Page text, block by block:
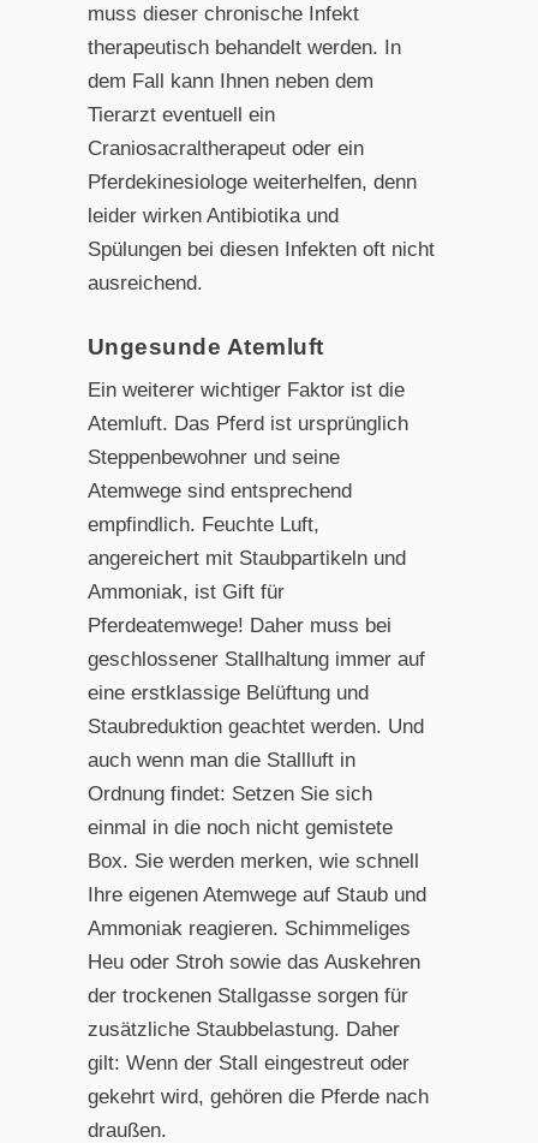
muss dieser chronische Infekt
therapeutisch behandelt werden. In
dem Fall kann Ihnen neben dem
Tierarzt eventuell ein
Craniosacraltherapeut oder ein
Pferdekinesiologe weiterhelfen, denn
leider wirken Antibiotika und
Spülungen bei diesen Infekten oft nicht
ausreichend.
Ungesunde Atemluft
Ein weiterer wichtiger Faktor ist die
Atemluft. Das Pferd ist ursprünglich
Steppenbewohner und seine
Atemwege sind entsprechend
empfindlich. Feuchte Luft,
angereichert mit Staubpartikeln und
Ammoniak, ist Gift für
Pferdeatemwege! Daher muss bei
geschlossener Stallhaltung immer auf
eine erstklassige Belüftung und
Staubreduktion geachtet werden. Und
auch wenn man die Stallluft in
Ordnung findet: Setzen Sie sich
einmal in die noch nicht gemistete
Box. Sie werden merken, wie schnell
Ihre eigenen Atemwege auf Staub und
Ammoniak reagieren. Schimmeliges
Heu oder Stroh sowie das Auskehren
der trockenen Stallgasse sorgen für
zusätzliche Staubbelastung. Daher
gilt: Wenn der Stall eingestreut oder
gekehrt wird, gehören die Pferde nach
draußen.